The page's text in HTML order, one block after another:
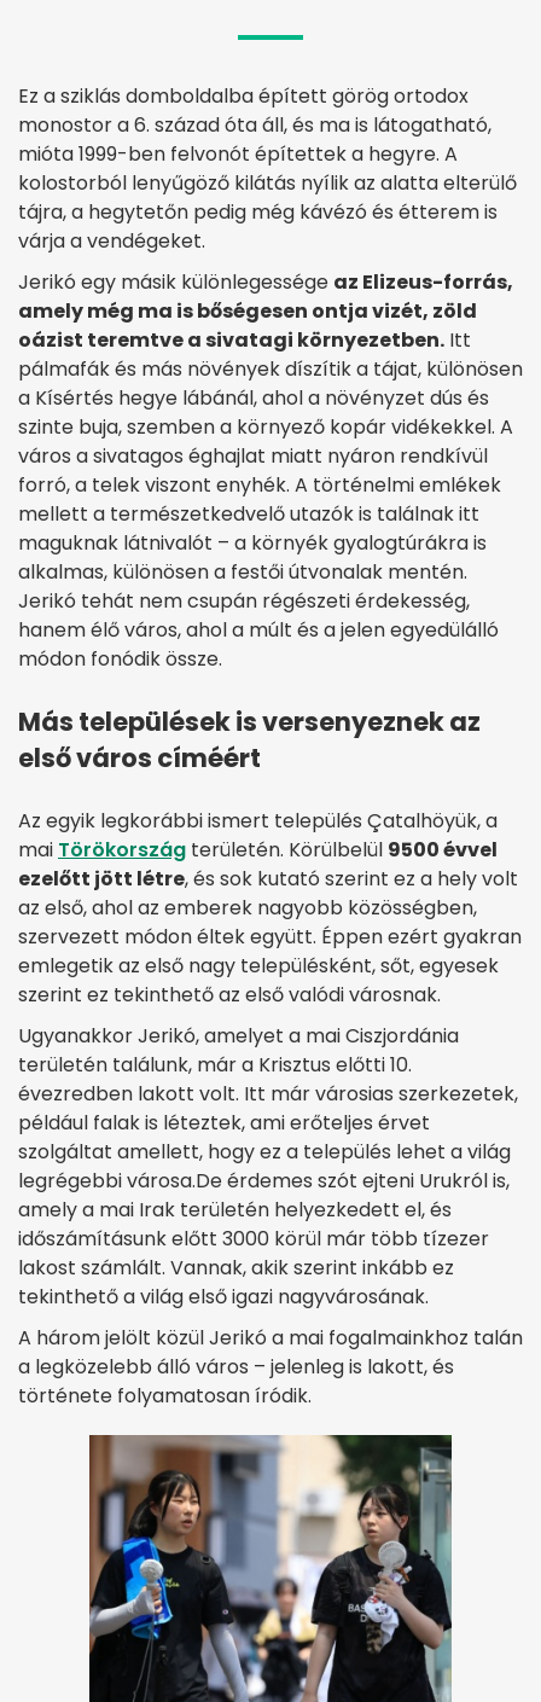
Ez a sziklás domboldalba épített görög ortodox
monostor a 6. század óta áll, és ma is látogatható,
mióta 1999-ben felvonót építettek a hegyre. A
kolostorból lenyűgöző kilátás nyílik az alatta elterülő
tájra, a hegytetőn pedig még kávézó és étterem is
várja a vendégeket.
Jerikó egy másik különlegessége az Elizeus-forrás,
amely még ma is bőségesen ontja vizét, zöld
oázist teremtve a sivatagi környezetben. Itt
pálmafák és más növények díszítik a tájat, különösen
a Kísértés hegye lábánál, ahol a növényzet dús és
szinte buja, szemben a környező kopár vidékekkel. A
város a sivatagos éghajlat miatt nyáron rendkívül
forró, a telek viszont enyhék. A történelmi emlékek
mellett a természetkedvelő utazók is találnak itt
maguknak látnivalót – a környék gyalogtúrákra is
alkalmas, különösen a festői útvonalak mentén.
Jerikó tehát nem csupán régészeti érdekesség,
hanem élő város, ahol a múlt és a jelen egyedülálló
módon fonódik össze.
Más települések is versenyeznek az
első város címéért
Az egyik legkorábbi ismert település Çatalhöyük, a
mai Törökország területén. Körülbelül 9500 évvel
ezelőtt jött létre, és sok kutató szerint ez a hely volt
az első, ahol az emberek nagyobb közösségben,
szervezett módon éltek együtt. Éppen ezért gyakran
emlegetik az első nagy településként, sőt, egyesek
szerint ez tekinthető az első valódi városnak.
Ugyanakkor Jerikó, amelyet a mai Ciszjordánia
területén találunk, már a Krisztus előtti 10.
évezredben lakott volt. Itt már városias szerkezetek,
például falak is léteztek, ami erőteljes érvet
szolgáltat amellett, hogy ez a település lehet a világ
legrégebbi városa.De érdemes szót ejteni Urukról is,
amely a mai Irak területén helyezkedett el, és
időszámításunk előtt 3000 körül már több tízezer
lakost számlált. Vannak, akik szerint inkább ez
tekinthető a világ első igazi nagyvárosának.
A három jelölt közül Jerikó a mai fogalmainkhoz talán
a legközelebb álló város – jelenleg is lakott, és
története folyamatosan íródik.